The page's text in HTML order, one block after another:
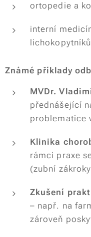
ortopedie a
interní
lichokopytníků
Známé příklady
MVDr.
přednášející
problematice
Klinika
rámci praxe
(zubní
Zkušení
– např. na
zároveň